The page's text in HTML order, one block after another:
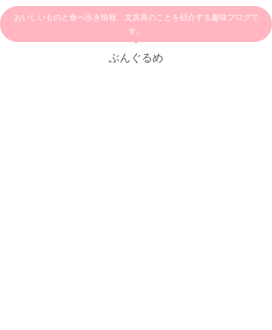
おいしいものと食べ歩き情報、文房具のことを紹介する趣味ブログで
す。
ぶんぐるめ